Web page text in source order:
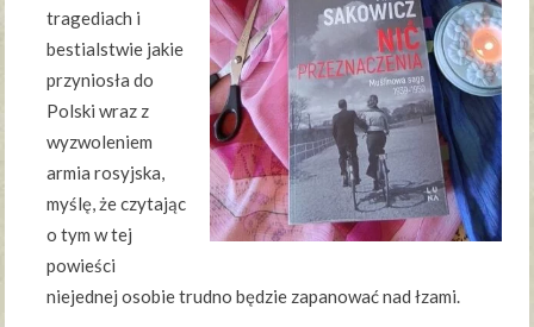
tragediach i
bestialstwie jakie
przyniosła do
Polski wraz z
wyzwoleniem
armia rosyjska,
myślę, że czytając
o tym w tej
powieści
niejednej osobie trudno będzie zapanować nad łzami.